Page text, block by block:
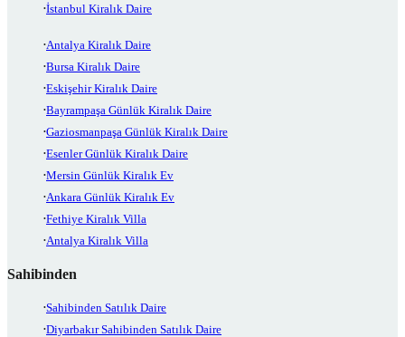
İstanbul Kiralık Daire
Antalya Kiralık Daire
Bursa Kiralık Daire
Eskişehir Kiralık Daire
Bayrampaşa Günlük Kiralık Daire
Gaziosmanpaşa Günlük Kiralık Daire
Esenler Günlük Kiralık Daire
Mersin Günlük Kiralık Ev
Ankara Günlük Kiralık Ev
Fethiye Kiralık Villa
Antalya Kiralık Villa
Sahibinden
Sahibinden Satılık Daire
Diyarbakır Sahibinden Satılık Daire